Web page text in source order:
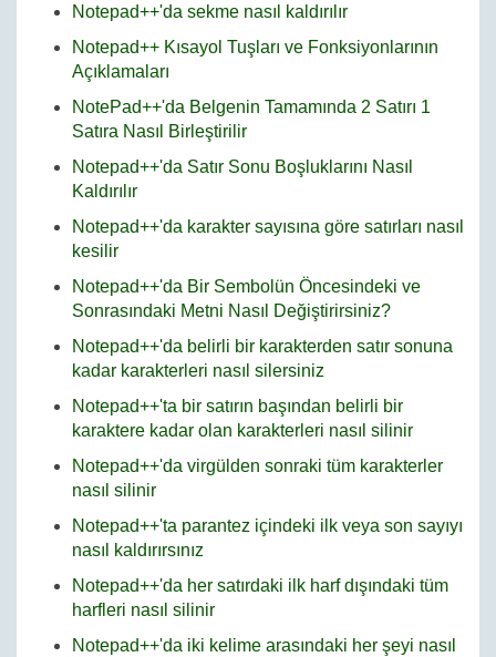
Notepad++'da sekme nasıl kaldırılır
Notepad++ Kısayol Tuşları ve Fonksiyonlarının
Açıklamaları
NotePad++'da Belgenin Tamamında 2 Satırı 1
Satıra Nasıl Birleştirilir
Notepad++'da Satır Sonu Boşluklarını Nasıl
Kaldırılır
Notepad++'da karakter sayısına göre satırları nasıl
kesilir
Notepad++'da Bir Sembolün Öncesindeki ve
Sonrasındaki Metni Nasıl Değiştirirsiniz?
Notepad++'da belirli bir karakterden satır sonuna
kadar karakterleri nasıl silersiniz
Notepad++'ta bir satırın başından belirli bir
karaktere kadar olan karakterleri nasıl silinir
Notepad++'da virgülden sonraki tüm karakterler
nasıl silinir
Notepad++'ta parantez içindeki ilk veya son sayıyı
nasıl kaldırırsınız
Notepad++'da her satırdaki ilk harf dışındaki tüm
harfleri nasıl silinir
Notepad++'da iki kelime arasındaki her şeyi nasıl